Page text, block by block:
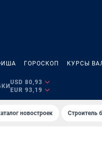
ГОРОСКОП КУРСЫ
USD 80,93
EUR 93,19
новостроек Строитель